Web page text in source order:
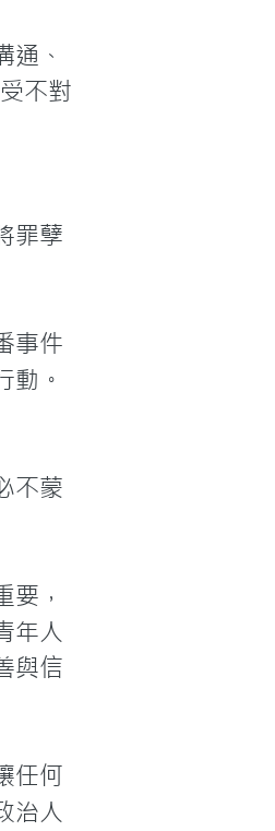
、
不對
罪孽
事件
動。
不蒙
，
年人
與信
任何
治人